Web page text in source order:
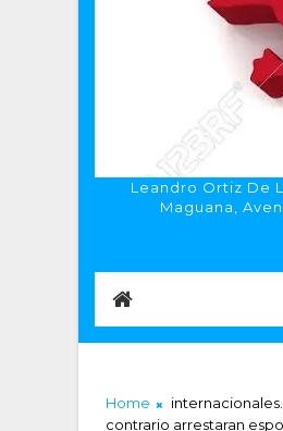
Leandro Ortiz De
Maguana,
Home internacionales.
contrario arrestaran